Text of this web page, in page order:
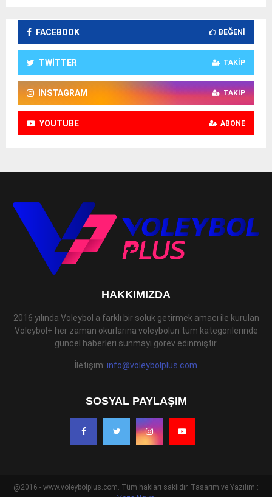
FACEBOOK BEĞENI
TWITTER TAKIP
INSTAGRAM TAKIP
YOUTUBE ABONE
HAKKIMIZDA
2016 yılında Voleybol a farklı bir soluk getirmek amacı ile kurulan
Voleybol+ her zaman okurlarına voleybolun tüm kategorilerinde
güncel haberleri sunmayı görev edinmiştir.
İletişim: info@voleybolplus.com
SOSYAL PAYLAŞIM
@2016 - www.voleybolplus.com. Tüm hakları saklıdır. Tasarım ve Yazılım :